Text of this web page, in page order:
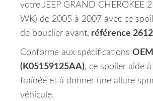
votre JEEP GRAND CHEROKEE
WK) de 2005 à 2007 avec ce
de bouclier avant, référence
Conforme aux spécifications OEM
(K05159125AA), ce spoiler aide
traînée et à donner une allure
véhicule.